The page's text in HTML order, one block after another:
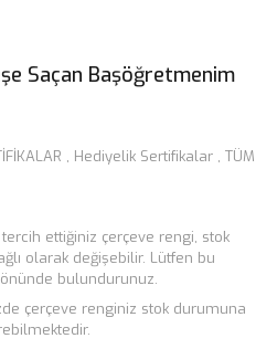
Saçan Başöğretmenim
, Hediyelik Sertifikalar , TÜM
ettiğiniz çerçeve rengi, stok
olarak değişebilir. Lütfen bu
bulundurunuz.
çerçeve renginiz stok durumuna